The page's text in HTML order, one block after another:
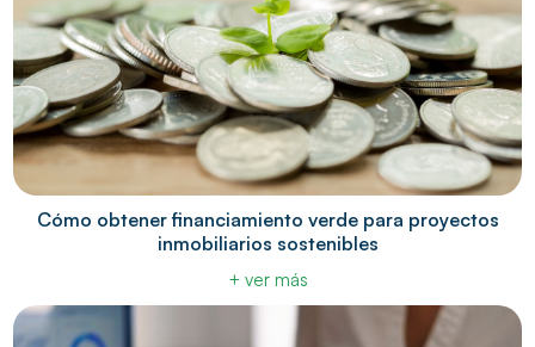
Cómo obtener financiamiento verde para proyectos
inmobiliarios sostenibles
+ ver más